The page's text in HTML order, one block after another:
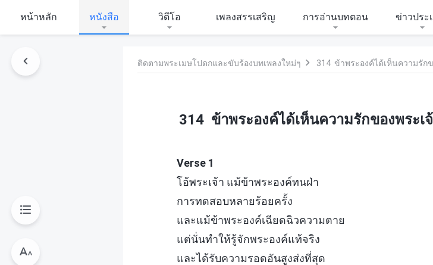
หน้าหลัก หนังสือ วิดีโอ เพลงสรรเสริญ การอ่านบทตอน ข่าวประ
ติดตามพระเมษโปดกและขับร้องบทเพลงใหม่ๆ 314 ข้าพระองค์ได้เห็นความรัก
314 ข้าพระองค์ได้เห็นความรักของพระ
Verse 1
โอ้พระเจ้า แม้ข้าพระองค์ทนฝ่า
การทดสอบหลายร้อยครั้ง
และแม้ข้าพระองค์เฉียดฉิวความตาย
แต่นั่นทำให้รู้จักพระองค์แท้จริง
และได้รับความรอดอันสูงส่งที่สุด